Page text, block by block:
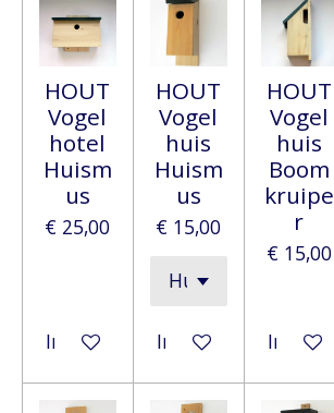
HOUT
Vogel
hotel
Huism
us
€ 25,00
In winkelwagen
HOUT
Vogel
huis
Huism
us
€ 15,00
In winkelwagen
HOUT
Vogel
huis
Boom
kruipe
r
€ 15,00
In